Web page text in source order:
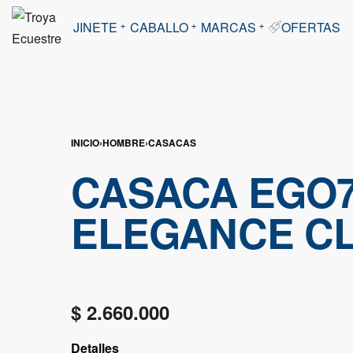
JINETE CABALLO MARCAS OFERTAS
INICIO›HOMBRE›CASACAS
CASACA
ELEGANCE
$ 2.660.000
Detalles